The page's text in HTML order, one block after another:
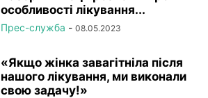
особливості лікування...
Прес-служба - 08.05.2023
«Якщо жінка завагітніла після
нашого лікування, ми виконали
свою задачу!»